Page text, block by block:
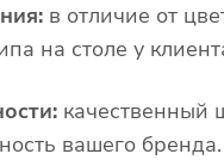
в отличие от
на столе у
качественный
вашего бренда.